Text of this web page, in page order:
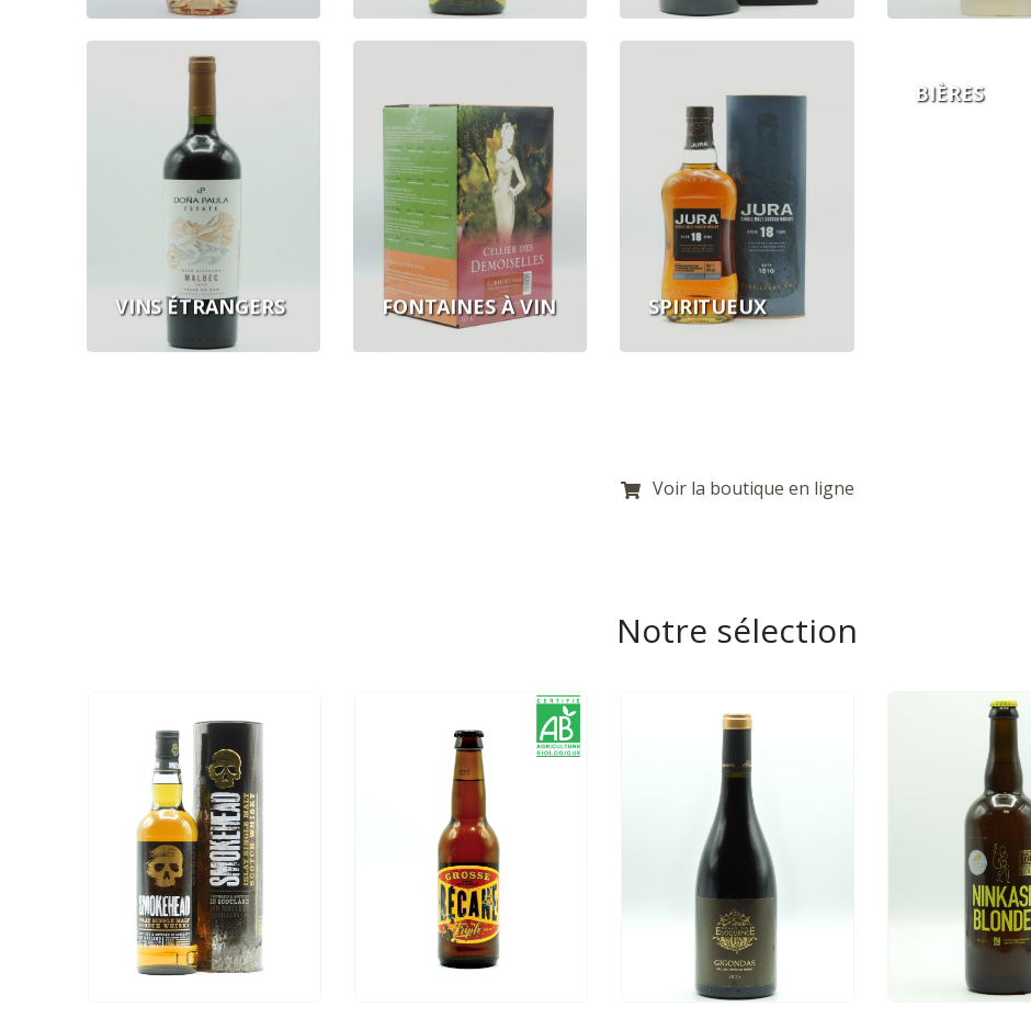
VINS ÉTRANGERS FONTAINES À VIN SPIRITUEUX
BIÈRES
Voir la boutique en ligne
Notre sélection